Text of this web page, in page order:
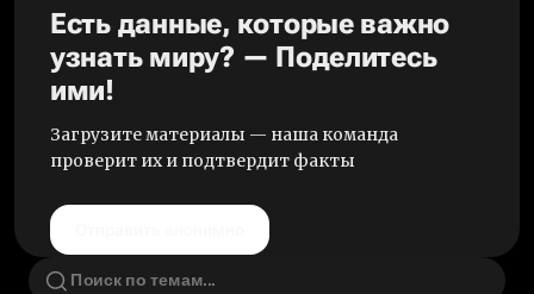
Есть данные, которые важно
узнать миру? — Поделитесь
ими!
Загрузите материалы — наша команда
проверит их и подтвердит факты